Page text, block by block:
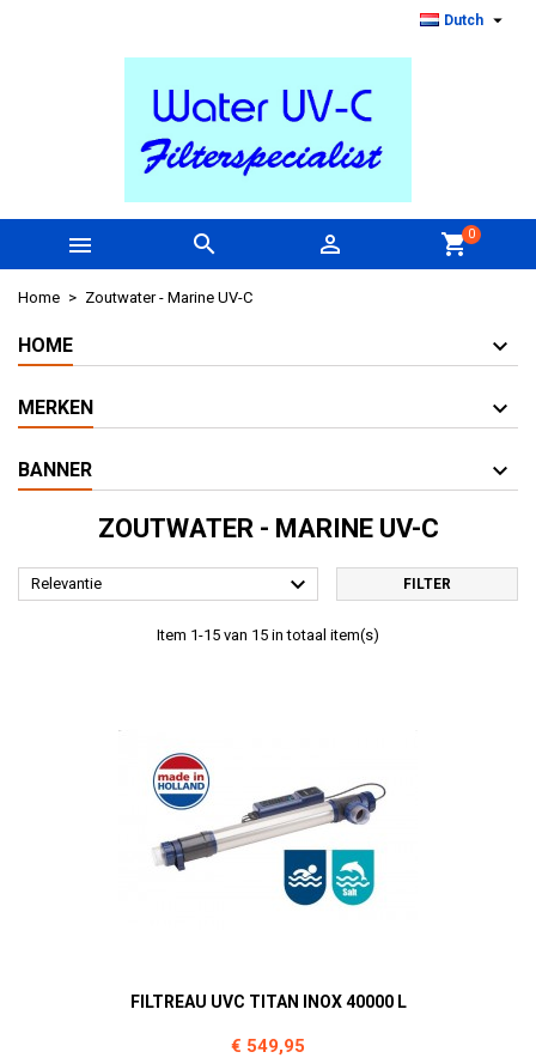
Dutch 
   shopping_cart0
Home Zoutwater - Marine UV-C
HOME
MERKEN
BANNER
ZOUTWATER - MARINE UV-C
Relevantie  FILTER
Item 1-15 van 15 in totaal item(s)
FILTREAU UVC TITAN INOX 40000 L
Prijs
€ 549,95